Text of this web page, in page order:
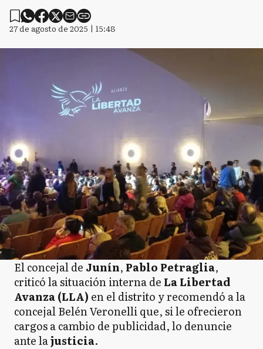
27 de agosto de 2025 | 15:48
El concejal de Junín, Pablo Petraglia,
criticó la situación interna de La Libertad
Avanza (LLA) en el distrito y recomendó a la
concejal Belén Veronelli que, si le ofrecieron
cargos a cambio de publicidad, lo denuncie
ante lajusticia.